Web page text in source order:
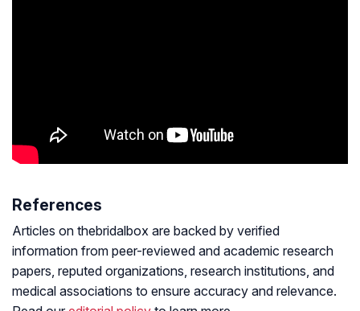
References
Articles on thebridalbox are backed by verified
information from peer-reviewed and academic research
papers, reputed organizations, research institutions, and
medical associations to ensure accuracy and relevance.